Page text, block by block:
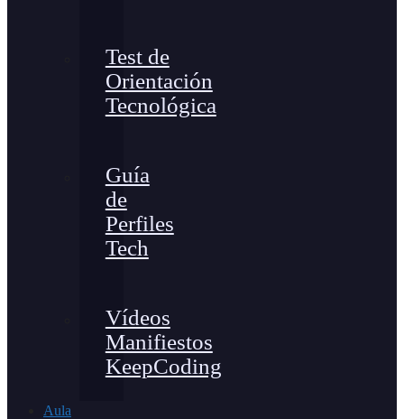
Test de
Orientación
Tecnológica
Guía
de
Perfiles
Tech
Vídeos
Manifiestos
KeepCoding
Aula